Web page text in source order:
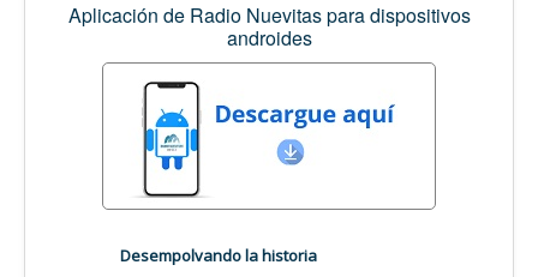
Aplicación de Radio Nuevitas para dispositivos
androides
Desempolvando la historia